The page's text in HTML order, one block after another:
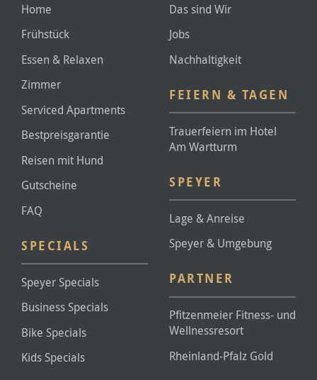
Home
Frühstück
Essen & Relaxen
Zimmer
Serviced Apartments
Bestpreisgarantie
Reisen mit Hund
Gutscheine
FAQ
SPECIALS
Speyer Specials
Business Specials
Bike Specials
Kids Specials
Das sind Wir
Jobs
Nachhaltigkeit
FEIERN & TAGEN
Trauerfeiern im Hotel
Am Wartturm
SPEYER
Lage & Anreise
Speyer & Umgebung
PARTNER
Pfitzenmeier Fitness- und
Wellnessresort
Rheinland-Pfalz Gold